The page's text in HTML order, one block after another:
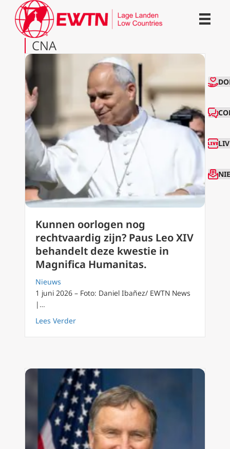
CNA
Kunnen oorlogen nog
rechtvaardig zijn? Paus Leo XIV
behandelt deze kwestie in
Magnifica Humanitas.
Nieuws
1 juni 2026 – Foto: Daniel Ibañez/ EWTN News
|…
Lees Verderabout Kunnen oorlogen nog rechtvaardig